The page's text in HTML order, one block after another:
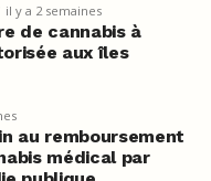
il y a 2 semaines
de cannabis à
aux îles
au remboursement
médical par